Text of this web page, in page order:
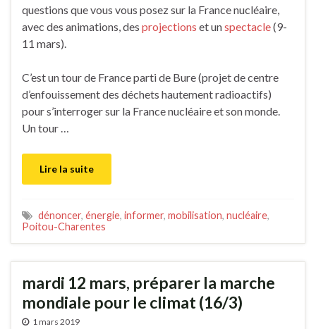
questions que vous vous posez sur la France nucléaire,
avec des animations, des projections et unspectacle(9-
11 mars).
C’est un tour de France parti de Bure (projet de centre
d’enfouissement des déchets hautement radioactifs)
pour s’interroger sur la France nucléaire et son monde.
Un tour …
Lire la suite
dénoncer, énergie, informer, mobilisation, nucléaire,
Poitou-Charentes
mardi 12 mars, préparer la marche
mondiale pour le climat (16/3)
1 mars 2019